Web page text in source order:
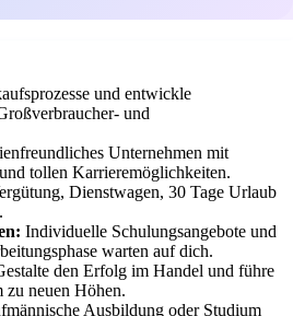
und entwickle
und
Unternehmen mit
tollen Karrieremöglichkeiten.
Dienstwagen, 30 Tage Urlaub
Individuelle Schulungsangebote und
warten auf dich.
den Erfolg im Handel und führe
zu neuen Höhen.
Ausbildung oder Studium